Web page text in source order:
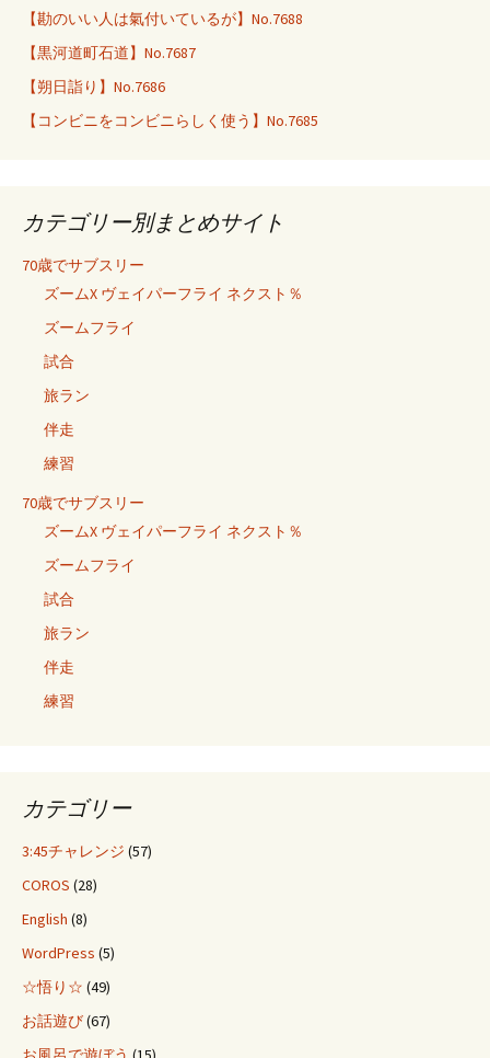
【勘のいい人は氣付いているが】No.7688
【黒河道町石道】No.7687
【朔日詣り】No.7686
【コンビニをコンビニらしく使う】No.7685
カテゴリー別まとめサイト
70歳でサブスリー
ズームX ヴェイパーフライ ネクスト％
ズームフライ
試合
旅ラン
伴走
練習
70歳でサブスリー
ズームX ヴェイパーフライ ネクスト％
ズームフライ
試合
旅ラン
伴走
練習
カテゴリー
3:45チャレンジ (57)
COROS (28)
English (8)
WordPress (5)
☆悟り☆ (49)
お話遊び(67)